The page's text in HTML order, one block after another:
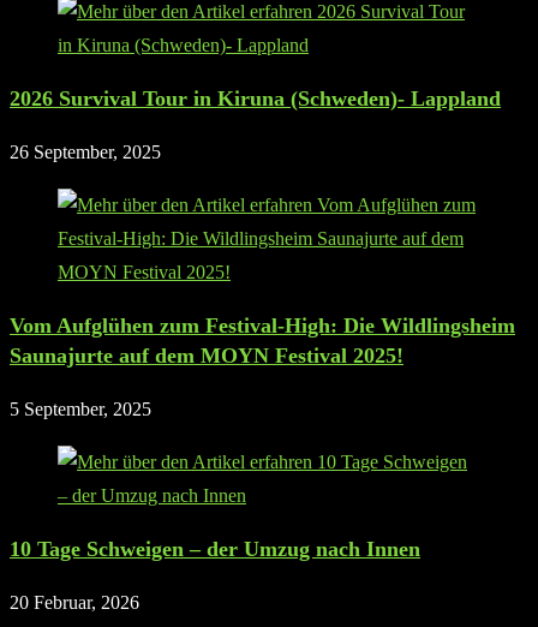
2026 Survival Tour in Kiruna (Schweden)- Lappland
26 September, 2025
Vom Aufglühen zum Festival-High: Die Wildlingsheim
Saunajurte auf dem MOYN Festival 2025!
5 September, 2025
10 Tage Schweigen – der Umzug nach Innen
20 Februar, 2026